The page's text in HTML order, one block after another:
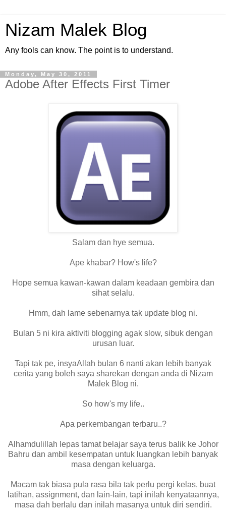
Nizam Malek Blog
Any fools can know. The point is to understand.
Monday, May 30, 2011
Adobe After Effects First Timer
Salam dan hye semua.
Ape khabar? How's life?
Hope semua kawan-kawan dalam keadaan gembira dan
sihat selalu.
Hmm, dah lame sebenarnya tak update blog ni.
Bulan 5 ni kira aktiviti blogging agak slow, sibuk dengan
urusan luar.
Tapi tak pe, insyaAllah bulan 6 nanti akan lebih banyak
cerita yang boleh saya sharekan dengan anda di Nizam
Malek Blog ni.
So how's my life..
Apa perkembangan terbaru..?
Alhamdulillah lepas tamat belajar saya terus balik ke Johor
Bahru dan ambil kesempatan untuk luangkan lebih banyak
masa dengan keluarga.
Macam tak biasa pula rasa bila tak perlu pergi kelas, buat
latihan, assignment, dan lain-lain, tapi inilah kenyataannya,
masa dah berlalu dan inilah masanya untuk diri sendiri.